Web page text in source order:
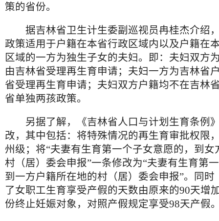
策的省份。
据吉林省卫生计生委副巡视员冉桂杰介绍
政策适用于户籍在本省行政区域内以及户籍在
区域的一方为独生子女的夫妇。即：夫妇双方
由吉林省受理再生育申请；夫妇一方为吉林省
省受理再生育申请；夫妇双方户籍均不在吉林
省单独两孩政策。
另据了解，《吉林省人口与计划生育条例
改，其中包括：将特殊情况的再生育审批权限
州级；将“夫妻有生育第一个子女意愿的，到女
村（居）委会申报”一条修改为“夫妻有生育第
到一方户籍所在地的村（居）委会申报”。同时
了女职工生育享受产假的天数由原来的90天增
份终止妊娠对象，对照产假规定享受98天产假